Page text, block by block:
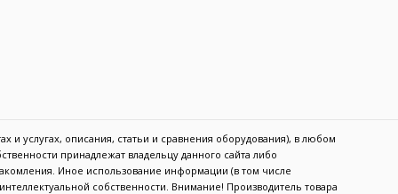
и услугах, описания, статьи и сравнения оборудования), в любом
принадлежат владельцу данного сайта либо
Иное использование информации (в том числе
собственности. Внимание! Производитель товара